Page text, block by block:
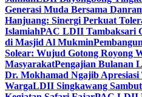
Generasi Muda Bersama
Hanjuang: Sinergi Perkuat
IslamiahPAC LDII Tambaksari
di Masjid Al Mukmin
Solear: Wujud Gotong Royong
MasyarakatPengajian Bulanan
Dr. Mokhamad Ngajib Apresiasi
WargaLDII Singkawang